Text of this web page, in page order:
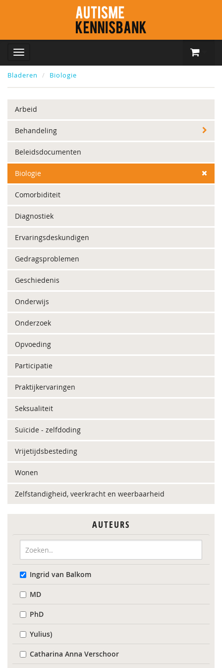
Bladeren Biologie
Arbeid
Behandeling
Beleidsdocumenten
Biologie
Comorbiditeit
Diagnostiek
Ervaringsdeskundigen
Gedragsproblemen
Geschiedenis
Onderwijs
Onderzoek
Opvoeding
Participatie
Praktijkervaringen
Seksualiteit
Suïcide - zelfdoding
Vrijetijdsbesteding
Wonen
Zelfstandigheid, veerkracht en weerbaarheid
AUTEURS
Ingrid van Balkom
MD
PhD
Yulius)
Catharina Anna Verschoor